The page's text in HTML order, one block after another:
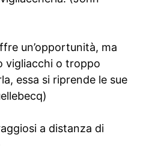
un’opportunità, ma
vigliacchi o troppo
essa si riprende le sue
a distanza di